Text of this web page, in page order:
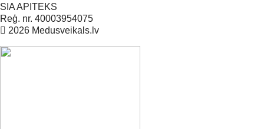
SIA APITEKS
Reģ. nr. 40003954075
2026 Medusveikals.lv